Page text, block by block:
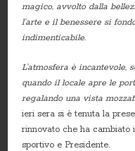
magico, avvolto dalla
l’arte e il benessere si
indimenticabile.
L’atmosfera è incantevole,
quando il locale apre le
regalando una vista
ieri sera si è tenuta la
rinnovato che ha cambiato
sportivo e Presidente.